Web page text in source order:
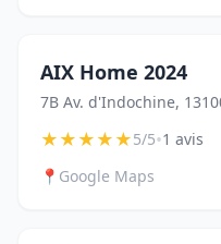
AIX Home 2024
7B Av. d'Indochine,
★★★★★5/5•1 avis
📍 Google Maps